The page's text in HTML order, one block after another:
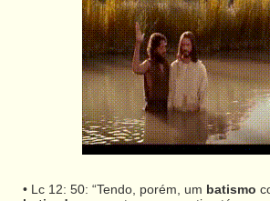
• Lc 12: 50: “Tendo, porém, um batismo